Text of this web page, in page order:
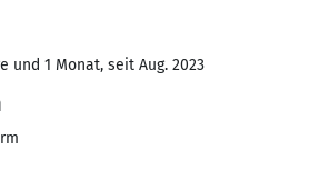
und 1 Monat, seit Aug. 2023